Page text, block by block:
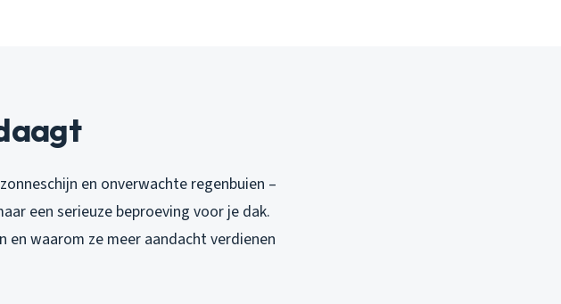
en onverwachte regenbuien –
een serieuze beproeving voor je dak.
en waarom ze meer aandacht verdienen